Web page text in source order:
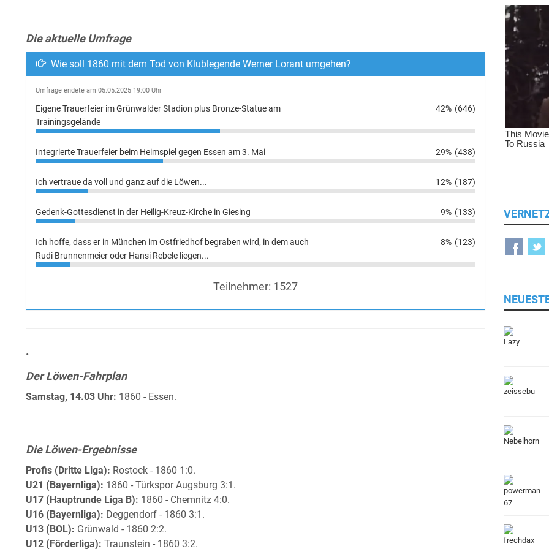
Die aktuelle Umfrage
Wie soll 1860 mit dem Tod von Klublegende Werner Lorant umgehen?
Umfrage endete am 05.05.2025 19:00 Uhr
Eigene Trauerfeier im Grünwalder Stadion plus Bronze-Statue am
Trainingsgelände
42% (646)
Integrierte Trauerfeier beim Heimspiel gegen Essen am 3. Mai 29% (438)
Ich vertraue da voll und ganz auf die Löwen... 12% (187)
Gedenk-Gottesdienst in der Heilig-Kreuz-Kirche in Giesing 9% (133)
Ich hoffe, dass er in München im Ostfriedhof begraben wird, in dem auch
Rudi Brunnenmeier oder Hansi Rebele liegen...
8% (123)
Teilnehmer: 1527
•
Der Löwen-Fahrplan
Samstag, 14.03 Uhr: 1860 - Essen.
Die Löwen-Ergebnisse
Profis (Dritte Liga): Rostock - 1860 1:0.
U21 (Bayernliga): 1860 - Türkspor Augsburg 3:1.
U17 (Hauptrunde Liga B): 1860 - Chemnitz 4:0.
U16 (Bayernliga): Deggendorf - 1860 3:1.
U13 (BOL): Grünwald - 1860 2:2.
U12 (Förderliga): Traunstein - 1860 3:2.